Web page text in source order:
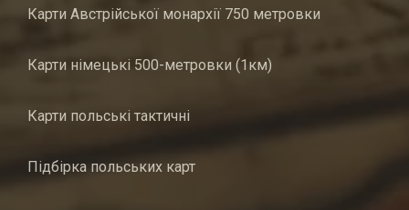
Карти Австрійської монархії 750 метровки
Карти німецькі 500-метровки (1км)
Карти польські тактичні
Підбірка польських карт